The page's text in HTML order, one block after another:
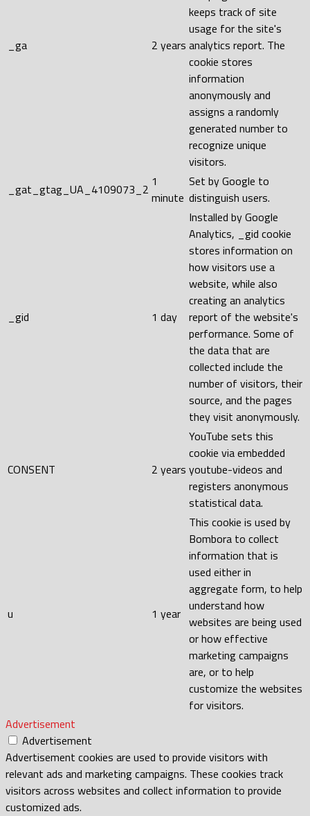
_ga 2 years
keeps track of site
usage for the site's
analytics report. The
cookie stores
information
anonymously and
assigns a randomly
generated number to
recognize unique
visitors.
_gat_gtag_UA_4109073_2 1
minute
Set by Google to
distinguish users.
_gid 1 day
Installed by Google
Analytics, _gid cookie
stores information on
how visitors use a
website, while also
creating an analytics
report of the website's
performance. Some of
the data that are
collected include the
number of visitors, their
source, and the pages
they visit anonymously.
CONSENT 2 years
YouTube sets this
cookie via embedded
youtube-videos and
registers anonymous
statistical data.
u 1 year
This cookie is used by
Bombora to collect
information that is
used either in
aggregate form, to help
understand how
websites are being used
or how effective
marketing campaigns
are, or to help
customize the websites
for visitors.
Advertisement
Advertisement
Advertisement cookies are used to provide visitors with
relevant ads and marketing campaigns. These cookies track
visitors across websites and collect information to provide
customized ads.